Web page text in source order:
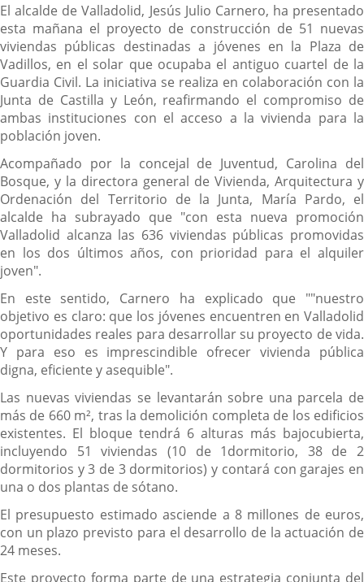
El alcalde de Valladolid, Jesús Julio Carnero, ha presentado
esta mañana el proyecto de construcción de 51 nuevas
viviendas públicas destinadas a jóvenes en la Plaza de
Vadillos, en el solar que ocupaba el antiguo cuartel de la
Guardia Civil. La iniciativa se realiza en colaboración con la
Junta de Castilla y León, reafirmando el compromiso de
ambas instituciones con el acceso a la vivienda para la
población joven.
Acompañado por la concejal de Juventud, Carolina del
Bosque, y la directora general de Vivienda, Arquitectura y
Ordenación del Territorio de la Junta, María Pardo, el
alcalde ha subrayado que "con esta nueva promoción
Valladolid alcanza las 636 viviendas públicas promovidas
en los dos últimos años, con prioridad para el alquiler
joven".
En este sentido, Carnero ha explicado que ""nuestro
objetivo es claro: que los jóvenes encuentren en Valladolid
oportunidades reales para desarrollar su proyecto de vida.
Y para eso es imprescindible ofrecer vivienda pública
digna, eficiente y asequible".
Las nuevas viviendas se levantarán sobre una parcela de
más de 660 m², tras la demolición completa de los edificios
existentes. El bloque tendrá 6 alturas más bajocubierta,
incluyendo 51 viviendas (10 de 1dormitorio, 38 de 2
dormitorios y 3 de 3 dormitorios) y contará con garajes en
una o dos plantas de sótano.
El presupuesto estimado asciende a 8 millones de euros,
con un plazo previsto para el desarrollo de la actuación de
24 meses.
Este proyecto forma parte de una estrategia conjunta del